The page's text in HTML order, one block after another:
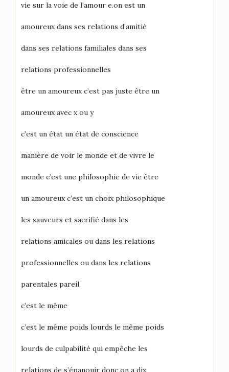
vie sur la voie de l’amour e.on est un
amoureux dans ses relations d’amitié
dans ses relations familiales dans ses
relations professionnelles
être un amoureux c’est pas juste être un
amoureux avec x ou y
c’est un état un état de conscience
manière de voir le monde et de vivre le
monde c’est une philosophie de vie être
un amoureux c’est un choix philosophique
les sauveurs et sacrifié dans les
relations amicales ou dans les relations
professionnelles ou dans les relations
parentales pareil
c’est le même
c’est le même poids lourds le même poids
lourds de culpabilité qui empêche les
relations de s’épanouir donc on a dix